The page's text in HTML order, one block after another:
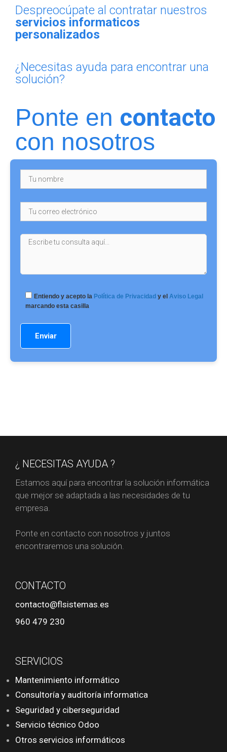
Despreocúpate al contratar nuestros
servicios informaticos
personalizados
¿Necesitas ayuda para encontrar una
solución?
Ponte en contacto
con nosotros
Entiendo y acepto la Política de Privacidady el Aviso Legal
marcando esta casilla
¿ NECESITAS AYUDA ?
Estamos aquí para encontrar la solución informática
que mejor se adaptada a las necesidades de tu
empresa.
Ponte en contacto con nosotros y juntos
encontraremos una solución.
CONTACTO
contacto@flsistemas.es
960 479 230
SERVICIOS
Mantenimiento informático
Consultoría y auditoría informatica
Seguridad y ciberseguridad
Servicio técnico Odoo
Otros servicios informáticos